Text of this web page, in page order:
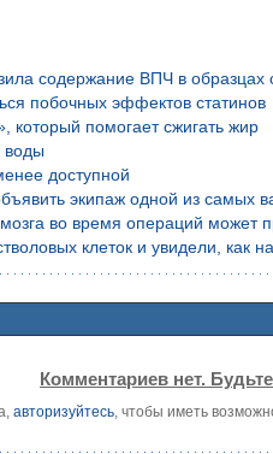
содержание ВПЧ в
побочных эффектов статинов
помогает сжигать жир
воды
доступной
экипаж одной из самых
во время операций может
клеток и увидели, как
Комментариев нет.
авторизуйтесь, чтобы иметь